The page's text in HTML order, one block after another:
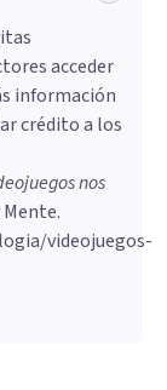
acceder
información
crédito a los
nos
videojuegos-